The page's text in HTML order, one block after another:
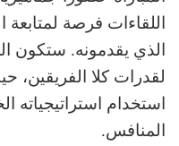
اللقاءات فرصة لمتابعة
الذي يقدمونه. ستكون
لقدرات كلا
استخدام
المنافس.